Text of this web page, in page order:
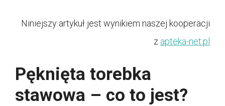
Niniejszy artykuł jest wynikiem naszej kooperacji
z apteka-net.pl
Pęknięta torebka
stawowa – co to jest?